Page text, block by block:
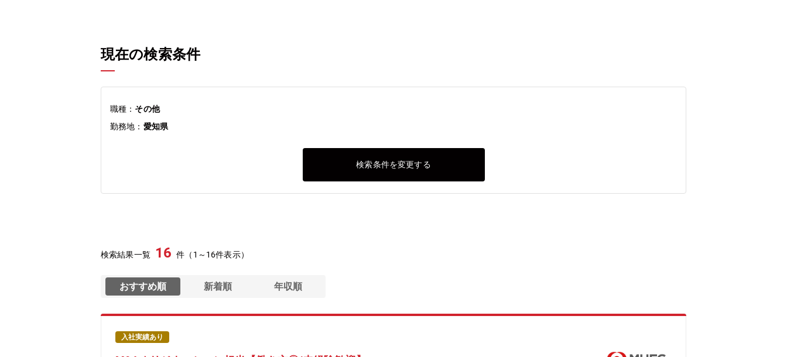
現在の検索条件
職種： その他
勤務地： 愛知県
検索条件を変更する
検索結果一覧 16 件（1～16件表示）
おすすめ順 新着順 年収順
入社実績あり